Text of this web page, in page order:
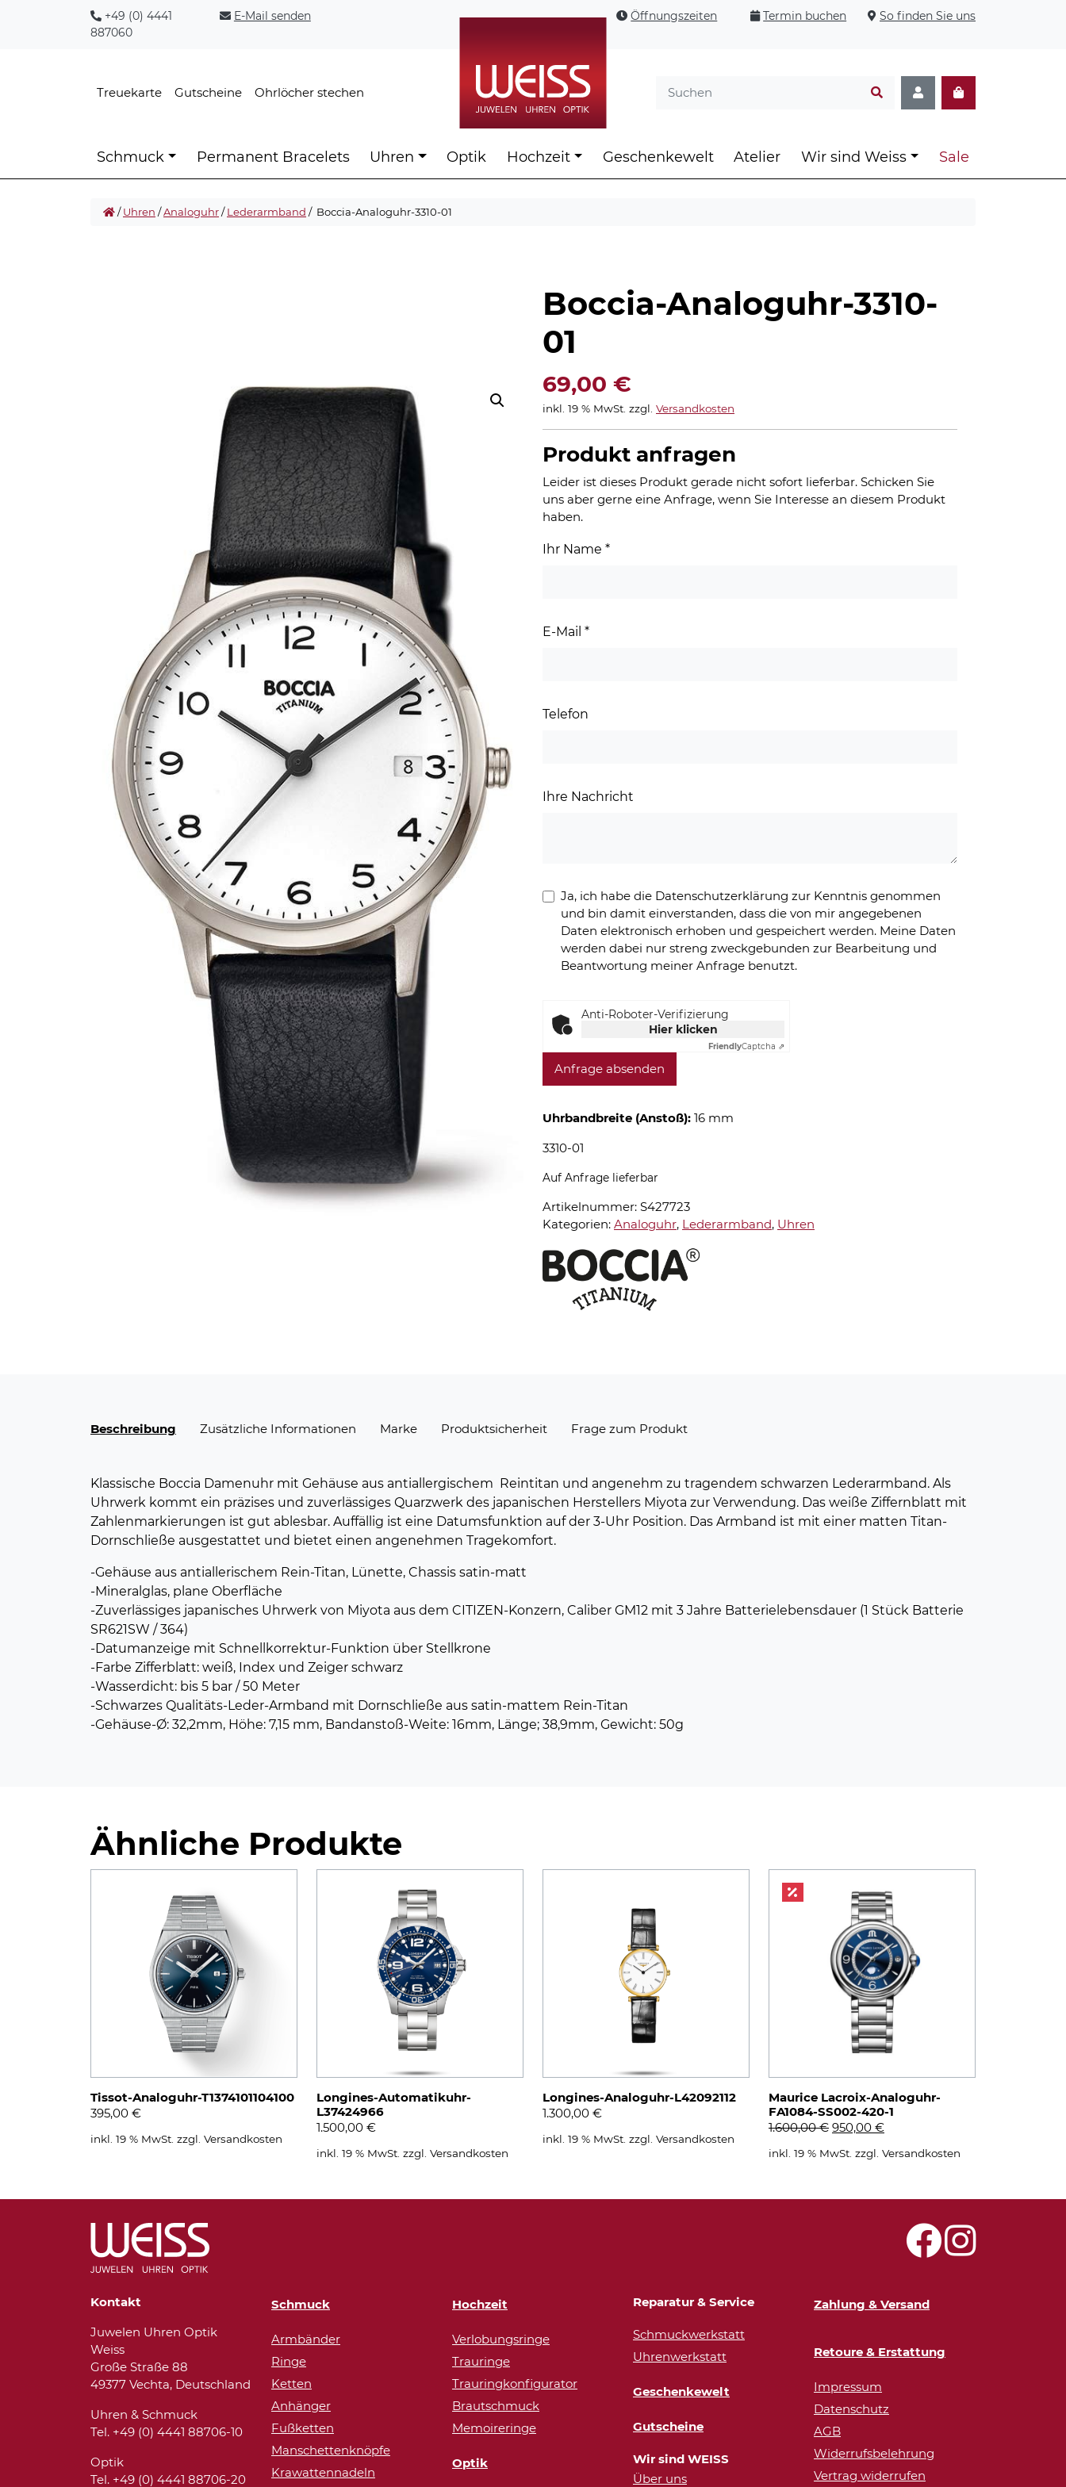
+49 (0) 4441
887060
E-Mail senden Öffnungszeiten Termin buchen So finden Sie uns
Treuekarte Gutscheine Ohrlöcher stechen
Schmuck Permanent Bracelets Uhren Optik Hochzeit Geschenkewelt Atelier Wir sind Weiss Sale
/Uhren /Analoguhr/Lederarmband / Boccia-Analoguhr-3310-01
Boccia-Analoguhr-3310-
01
69,00 €
inkl. 19 % MwSt. zzgl. Versandkosten
Produkt anfragen
Leider ist dieses Produkt gerade nicht sofort lieferbar. Schicken Sie
uns aber gerne eine Anfrage, wenn Sie Interesse an diesem Produkt
haben.
Ihr Name *
E-Mail *
Telefon
Ihre Nachricht
Ja, ich habe die Datenschutzerklärung zur Kenntnis genommen
und bin damit einverstanden, dass die von mir angegebenen
Daten elektronisch erhoben und gespeichert werden. Meine Daten
werden dabei nur streng zweckgebunden zur Bearbeitung und
Beantwortung meiner Anfrage benutzt.
Anti-Roboter-Verifizierung
Hier klicken
FriendlyCaptcha ⇗
Anfrage absenden
Uhrbandbreite (Anstoß): 16 mm
3310-01
Auf Anfrage lieferbar
Artikelnummer: S427723
Kategorien: Analoguhr, Lederarmband, Uhren
Beschreibung Zusätzliche Informationen Marke Produktsicherheit Frage zum Produkt
Klassische Boccia Damenuhr mit Gehäuse aus antiallergischem Reintitan und angenehm zu tragendem schwarzen Lederarmband. Als
Uhrwerk kommt ein präzises und zuverlässiges Quarzwerk des japanischen Herstellers Miyota zur Verwendung. Das weiße Ziffernblatt mit
Zahlenmarkierungen ist gut ablesbar. Auffällig ist eine Datumsfunktion auf der 3-Uhr Position. Das Armband ist mit einer matten Titan-
Dornschließe ausgestattet und bietet einen angenehmen Tragekomfort.
-Gehäuse aus antiallerischem Rein-Titan, Lünette, Chassis satin-matt
-Mineralglas, plane Oberfläche
-Zuverlässiges japanisches Uhrwerk von Miyota aus dem CITIZEN-Konzern, Caliber GM12 mit 3 Jahre Batterielebensdauer (1 Stück Batterie
SR621SW / 364)
-Datumanzeige mit Schnellkorrektur-Funktion über Stellkrone
-Farbe Zifferblatt: weiß, Index und Zeiger schwarz
-Wasserdicht: bis 5 bar / 50 Meter
-Schwarzes Qualitäts-Leder-Armband mit Dornschließe aus satin-mattem Rein-Titan
-Gehäuse-Ø: 32,2mm, Höhe: 7,15 mm, Bandanstoß-Weite: 16mm, Länge; 38,9mm, Gewicht: 50g
Ähnliche Produkte
Tissot-Analoguhr-T1374101104100
395,00 €
inkl. 19 % MwSt. zzgl. Versandkosten
Longines-Automatikuhr-
L37424966
1.500,00 €
inkl. 19 % MwSt. zzgl. Versandkosten
Longines-Analoguhr-L42092112
1.300,00 €
inkl. 19 % MwSt. zzgl. Versandkosten
Maurice Lacroix-Analoguhr-
FA1084-SS002-420-1
1.600,00€ Ursprünglicher
war:
950,00 €Aktueller
ist:
inkl. 19 % MwSt. zzgl. Versandkosten
Kontakt
Juwelen Uhren Optik
Weiss
Große Straße 88
49377 Vechta, Deutschland
Uhren & Schmuck
Tel. +49 (0) 4441 88706-10
Optik
Tel. +49 (0) 4441 88706-20
Schmuck
Armbänder
Ringe
Ketten
Anhänger
Fußketten
Manschettenknöpfe
Krawattennadeln
Hochzeit
Verlobungsringe
Trauringe
Trauringkonfigurator
Brautschmuck
Memoireringe
Optik
Reparatur & Service
Schmuckwerkstatt
Uhrenwerkstatt
Geschenkewelt
Gutscheine
Wir sind WEISS
Über uns
Zahlung & Versand
Retoure & Erstattung
Impressum
Datenschutz
AGB
Widerrufsbelehrung
Vertrag widerrufen